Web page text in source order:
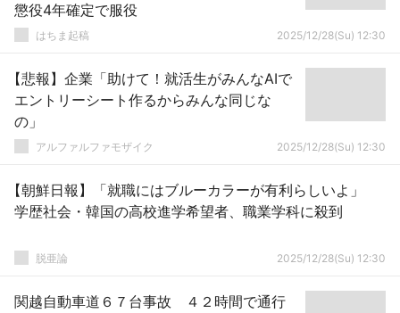
懲役4年確定で服役
はちま起稿 2025/12/28(Su) 12:30
【悲報】企業「助けて！就活生がみんなAIで
エントリーシート作るからみんな同じな
の」
アルファルファモザイク 2025/12/28(Su) 12:30
【朝鮮日報】「就職にはブルーカラーが有利らしいよ」
学歴社会・韓国の高校進学希望者、職業学科に殺到
脱亜論 2025/12/28(Su) 12:30
関越自動車道６７台事故 ４２時間で通行